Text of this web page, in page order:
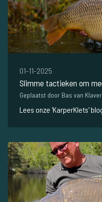
01-11-2025
Slimme tactieken om
Geplaatst door Bas van
Lees onze 'KarperKlets'